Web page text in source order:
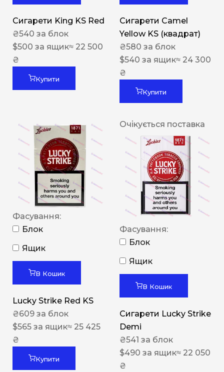
Сигарети King KS Red
₴540 за блок
$500 за ящик≈ 22 500
₴
Купити
Сигарети Camel
Yellow KS (квадрат)
₴580 за блок
$540 за ящик≈ 24 300
₴
Купити
Фасування:
Блок
Ящик
В Кошик
Lucky Strike Red KS
₴609 за блок
$565 за ящик≈ 25 425
₴
Купити
Очікується поставка
Фасування:
Блок
Ящик
В Кошик
Сигарети Lucky Strike
Demi
₴541 за блок
$490 за ящик≈ 22 050
₴